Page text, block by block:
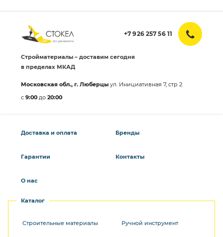
+7 926 257 56 11
Стройматериалы – доставим сегодня
в пределах МКАД
Московская обл., г. Люберцы ул. Инициативная 7, стр 2
с 9:00 до 20:00
Доставка и оплата
Гарантии
О нас
Бренды
Контакты
Каталог
Строительные материалы Ручной инструмент